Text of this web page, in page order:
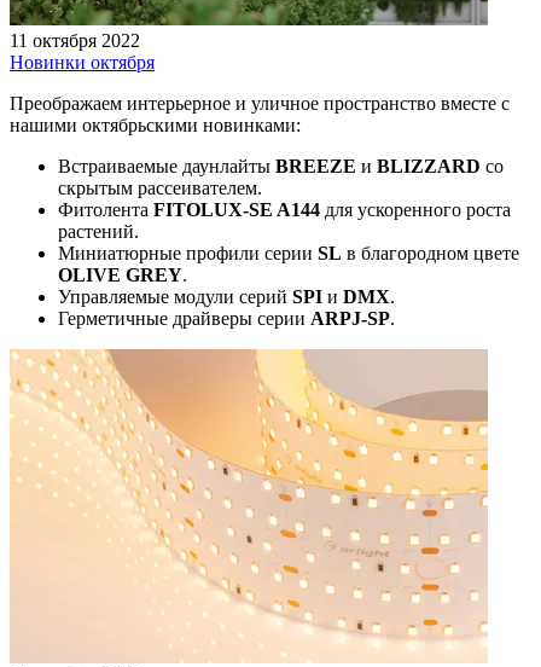
11 октября 2022
Новинки октября
Преображаем интерьерное и уличное пространство вместе с
нашими октябрьскими новинками:
Встраиваемые даунлайты BREEZE и BLIZZARD со
скрытым рассеивателем.
Фитолента FITOLUX-SE A144 для ускоренного роста
растений.
Миниатюрные профили серии SL в благородном цвете
OLIVE GREY.
Управляемые модули серий SPI и DMX.
Герметичные драйверы серии ARPJ-SP.